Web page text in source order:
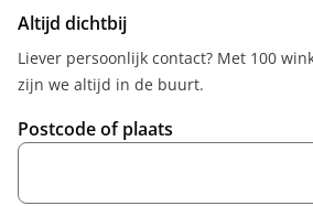
Altijd dichtbij
Liever persoonlijk contact? Met 100
zijn we altijd in de buurt.
Postcode of plaats